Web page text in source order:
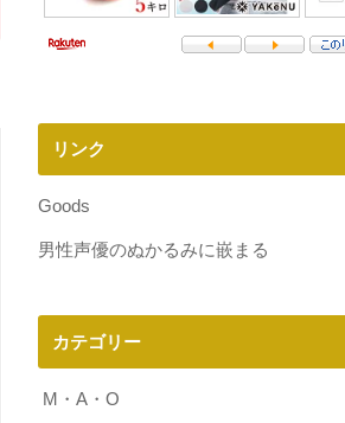
リンク
Goods
男性声優のぬかるみに嵌まる
カテゴリー
M・A・O